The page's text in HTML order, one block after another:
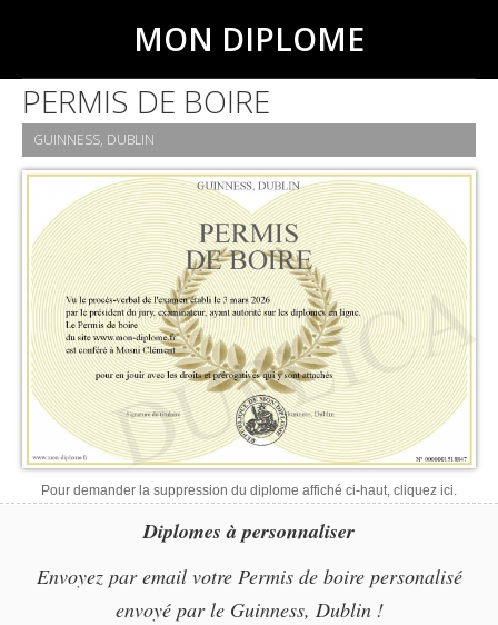
MON DIPLOME
PERMIS DE BOIRE
GUINNESS, DUBLIN
Pour demander la suppression du diplome affiché ci-haut, cliquez ici.
Diplomes à personnaliser
Envoyez par email votre Permis de boire personalisé
envoyé par le Guinness, Dublin !